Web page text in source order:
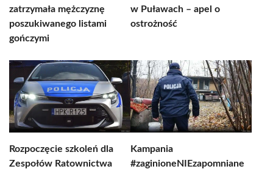
zatrzymała mężczyznę
poszukiwanego listami
gończymi
w Puławach – apel o
ostrożność
Rozpoczęcie szkoleń dla
Zespołów Ratownictwa
Kampania
#zaginioneNIEzapomniane